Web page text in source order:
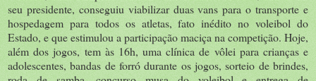
seu presidente, conseguiu viabilizar duas vans para o transporte e
hospedagem para todos os atletas, fato inédito no voleibol do
Estado, e que estimulou a participação maciça na competição. Hoje,
além dos jogos, tem às 16h, uma clínica de vôlei para crianças e
adolescentes, bandas de forró durante os jogos, sorteio de brindes,